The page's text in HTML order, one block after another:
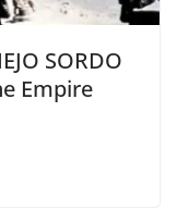
SORDO
Empire